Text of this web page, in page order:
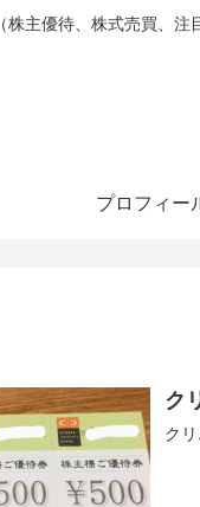
株主優待、株式売買、
プロフィー
ク
ク